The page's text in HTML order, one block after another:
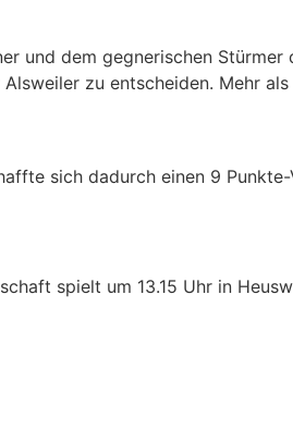
und dem gegnerischen Stürmer
zu entscheiden. Mehr als
sich dadurch einen 9
spielt um 13.15 Uhr in